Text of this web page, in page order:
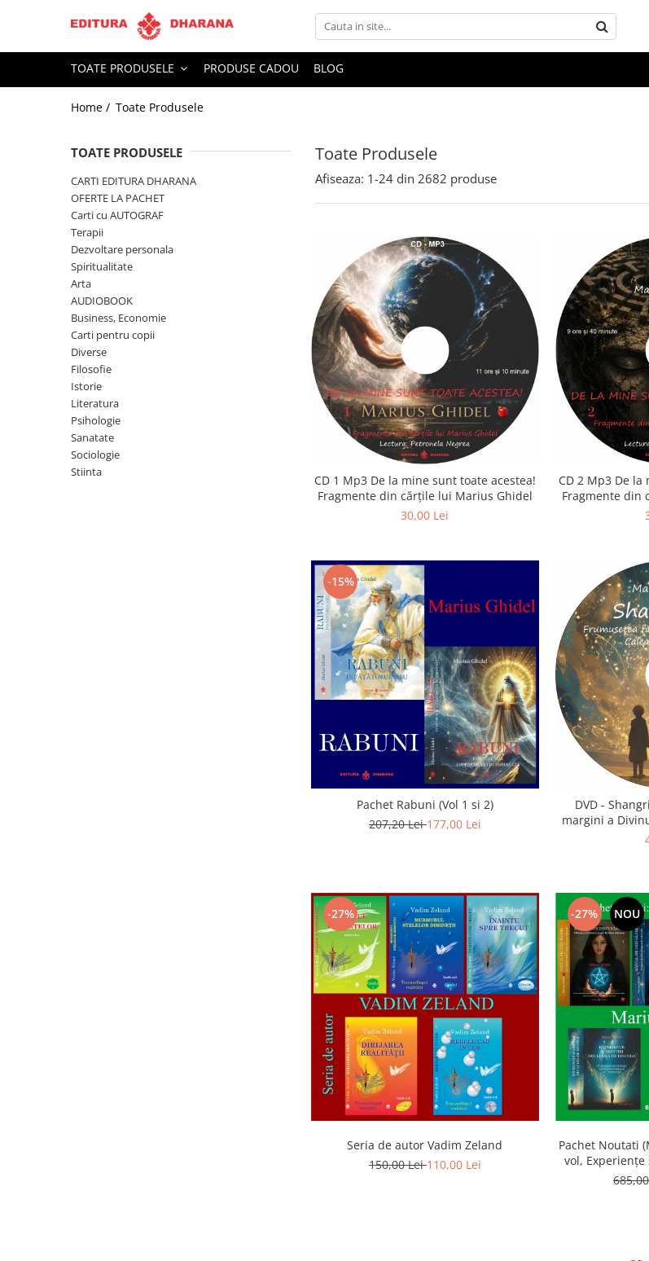
Toate Produsele
CARTI EDITURA DHARANA
OFERTE LA PACHET
Dezvoltare personala
Spiritualitate
AUDIOBOOK
Business, Economie
Carti pentru copii
TOATE PRODUSELE PRODUSE CADOU BLOG
Home / Toate Produsele
Toate Produsele
TOATE PRODUSELE
CARTI EDITURA DHARANA
OFERTE LA PACHET
Carti cu AUTOGRAF
Terapii
Dezvoltare personala
Spiritualitate
Arta
AUDIOBOOK
Business, Economie
Carti pentru copii
Diverse
Filosofie
Istorie
Literatura
Psihologie
Sanatate
Sociologie
Stiinta
Afiseaza: 1-24 din 2682 produse
CD 1 Mp3 De la mine sunt toate acestea!
Fragmente din cărțile lui Marius Ghidel
30,00 Lei
CD 2 Mp3 De
Fragmente din
-15%
Pachet Rabuni (Vol 1 si 2)
207,20 Lei177,00 Lei
DVD -
margini a
-27%
Seria de autor Vadim Zeland
150,00 Lei110,00 Lei
-27% NOU
Pachet Noutati
vol,
Luceafarului